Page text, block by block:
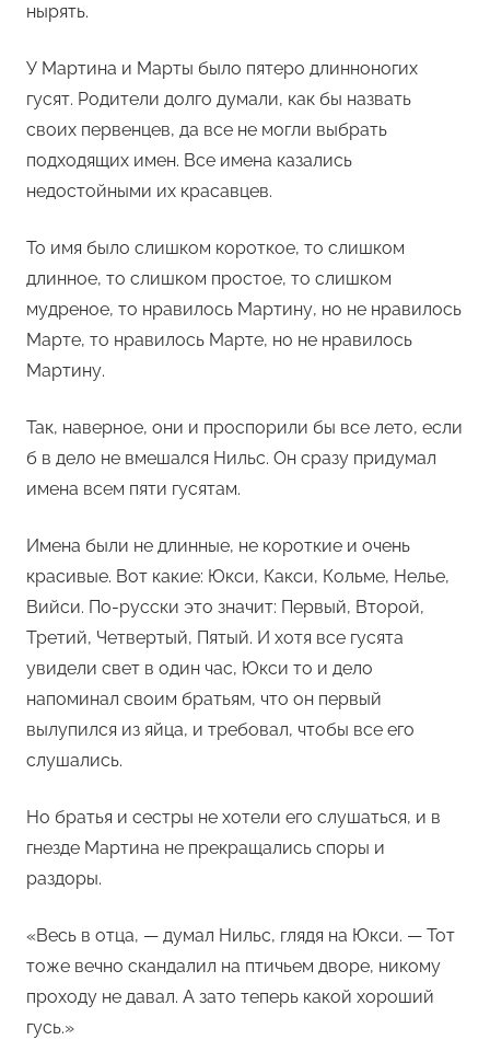
нырять.
У Мартина и Марты было пятеро длинноногих
гусят. Родители долго думали, как бы назвать
своих первенцев, да все не могли выбрать
подходящих имен. Все имена казались
недостойными их красавцев.
То имя было слишком короткое, то слишком
длинное, то слишком простое, то слишком
мудреное, то нравилось Мартину, но не нравилось
Марте, то нравилось Марте, но не нравилось
Мартину.
Так, наверное, они и проспорили бы все лето, если
б в дело не вмешался Нильс. Он сразу придумал
имена всем пяти гусятам.
Имена были не длинные, не короткие и очень
красивые. Вот какие: Юкси, Какси, Кольме, Нелье,
Вийси. По-русски это значит: Первый, Второй,
Третий, Четвертый, Пятый. И хотя все гусята
увидели свет в один час, Юкси то и дело
напоминал своим братьям, что он первый
вылупился из яйца, и требовал, чтобы все его
слушались.
Но братья и сестры не хотели его слушаться, и в
гнезде Мартина не прекращались споры и
раздоры.
«Весь в отца, — думал Нильс, глядя на Юкси. — Тот
тоже вечно скандалил на птичьем дворе, никому
проходу не давал. А зато теперь какой хороший
гусь.»